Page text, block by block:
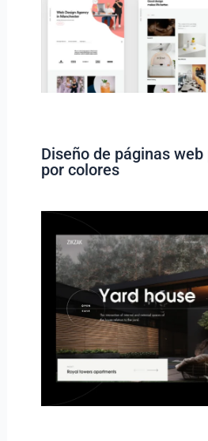
Diseño de páginas
por colores